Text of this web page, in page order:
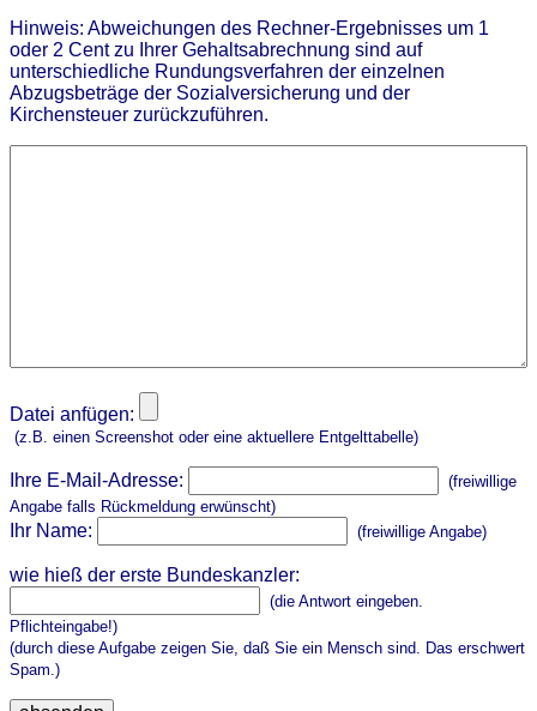
Hinweis: Abweichungen des Rechner-Ergebnisses um 1
oder 2 Cent zu Ihrer Gehaltsabrechnung sind auf
unterschiedliche Rundungsverfahren der einzelnen
Abzugsbeträge der Sozialversicherung und der
Kirchensteuer zurückzuführen.
Datei anfügen:
(z.B. einen Screenshot oder eine aktuellere Entgelttabelle)
Ihre E-Mail-Adresse:
(freiwillige
Angabe falls Rückmeldung erwünscht)
Ihr Name: (freiwillige Angabe)
wie hieß der erste Bundeskanzler:
(die Antwort eingeben.
Pflichteingabe!)
(durch diese Aufgabe zeigen Sie, daß Sie ein Mensch sind. Das erschwert
Spam.)